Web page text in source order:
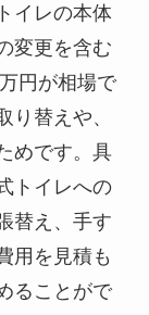
イレの本体
変更を含む
円が相場で
り替えや、
めです。具
トイレへの
替え、手す
用を見積も
ることがで